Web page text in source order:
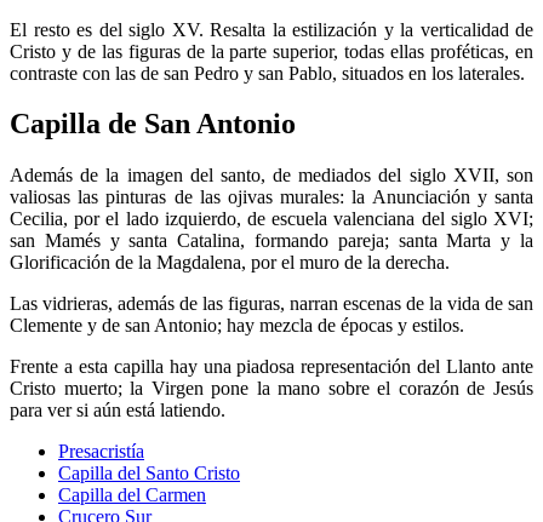
El resto es del siglo XV. Resalta la estilización y la verticalidad de
Cristo y de las figuras de la parte superior, todas ellas proféticas, en
contraste con las de san Pedro y san Pablo, situados en los laterales.
Capilla de San Antonio
Además de la imagen del santo, de mediados del siglo XVII, son
valiosas las pinturas de las ojivas murales: la Anunciación y santa
Cecilia, por el lado izquierdo, de escuela valenciana del siglo XVI;
san Mamés y santa Catalina, formando pareja; santa Marta y la
Glorificación de la Magdalena, por el muro de la derecha.
Las vidrieras, además de las figuras, narran escenas de la vida de san
Clemente y de san Antonio; hay mezcla de épocas y estilos.
Frente a esta capilla hay una piadosa representación del Llanto ante
Cristo muerto; la Virgen pone la mano sobre el corazón de Jesús
para ver si aún está latiendo.
Presacristía
Capilla del Santo Cristo
Capilla del Carmen
Crucero Sur